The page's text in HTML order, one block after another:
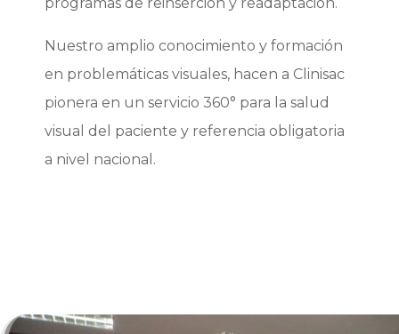
Nuestro amplio conocimiento y formación
en problemáticas visuales, hacen a Clinisac
pionera en un servicio 360° para la salud
visual del paciente y referencia obligatoria
a nivel nacional.